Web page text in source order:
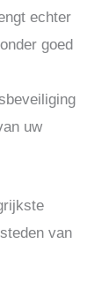
echter
goed
uw
van